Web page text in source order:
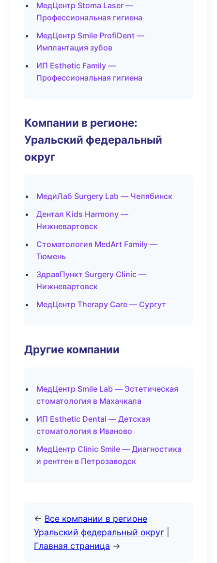
МедЦентр Stoma Laser —
Профессиональная гигиена
МедЦентр Smile ProfiDent —
Имплантация зубов
ИП Esthetic Family —
Профессиональная гигиена
Компании в регионе:
Уральский федеральный
округ
МедиЛаб Surgery Lab — Челябинск
Дентал Kids Harmony —
Нижневартовск
Стоматология MedArt Family —
Тюмень
ЗдравПункт Surgery Clinic —
Нижневартовск
МедЦентр Therapy Care — Сургут
Другие компании
МедЦентр Smile Lab — Эстетическая
стоматология в Махачкала
ИП Esthetic Dental — Детская
стоматология в Иваново
МедЦентр Clinic Smile — Диагностика
и рентген в Петрозаводск
← Все компании в регионе
Уральский федеральный округ
Главная страница →